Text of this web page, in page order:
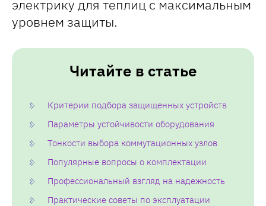
электрику для теплиц с максимальным
уровнем защиты.
Читайте в статье
Критерии подбора защищенных устройств
Параметры устойчивости оборудования
Тонкости выбора коммутационных узлов
Популярные вопросы о комплектации
Профессиональный взгляд на надежность
Практические советы по эксплуатации